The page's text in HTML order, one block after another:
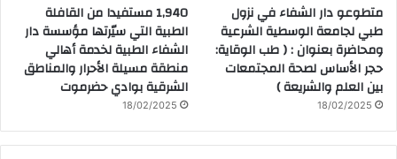
متطوعو دار الشفاء في نزول
طبي لجامعة الوسطية الشرعية
ومحاضرة بعنوان : ( طب الوقاية:
حجر الأساس لصحة المجتمعات
بين العلم والشريعة )
18/02/2025
1,940 مستفيدا من القافلة
الطبية التي سيّرتها مؤسسة دار
الشفاء الطبية لخدمة أهالي
منطقة مسيلة الأحرار والمناطق
الشرقية بوادي حضرموت
18/02/2025